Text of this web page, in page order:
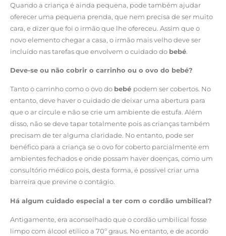
Quando a criança é ainda pequena, pode também ajudar
oferecer uma pequena prenda, que nem precisa de ser muito
cara, e dizer que foi o irmão que lhe ofereceu. Assim que o
novo elemento chegar a casa, o irmão mais velho deve ser
incluído nas tarefas que envolvem o cuidado do bebé.
Deve-se ou não cobrir o carrinho ou o ovo do bebé?
Tanto o carrinho como o ovo do bebé podem ser cobertos. No
entanto, deve haver o cuidado de deixar uma abertura para
que o ar circule e não se crie um ambiente de estufa. Além
disso, não se deve tapar totalmente pois as crianças também
precisam de ter alguma claridade. No entanto, pode ser
benéfico para a criança se o ovo for coberto parcialmente em
ambientes fechados e onde possam haver doenças, como um
consultório médico pois, desta forma, é possivel criar uma
barreira que previne o contágio.
Há algum cuidado especial a ter com o cordão umbilical?
Antigamente, era aconselhado que o cordão umbilical fosse
limpo com álcool etílico a 70º graus. No entanto, e de acordo